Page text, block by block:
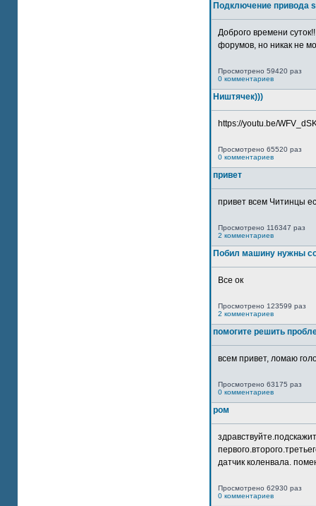
Подключение привода
Доброго времени
форумов, но никак не
Просмотрено 59420 раз
0 комментариев
Ништячек)))
https://youtu.be/
Просмотрено 65520 раз
0 комментариев
привет
привет всем Читинцы
Просмотрено 116347 раз
2 комментариев
Побил машину нужны
Все ок
Просмотрено 123599 раз
2 комментариев
помогите решить
всем привет, ломаю
Просмотрено 63175 раз
0 комментариев
ром
датчик коленвала.
Просмотрено 62930 раз
0 комментариев